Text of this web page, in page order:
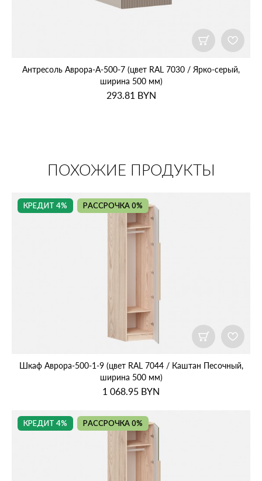
Антресоль Аврора‑А‑500‑7 (цвет RAL 7030 / Ярко‑серый,
ширина 500 мм)
293.81 BYN
ПОХОЖИЕ ПРОДУКТЫ
КРЕДИТ 4% РАССРОЧКА 0%
Шкаф Аврора‑500‑1‑9 (цвет RAL 7044 / Каштан Песочный,
ширина 500 мм)
1 068.95 BYN
КРЕДИТ 4% РАССРОЧКА 0%